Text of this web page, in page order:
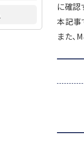
に確認
本記事
また、